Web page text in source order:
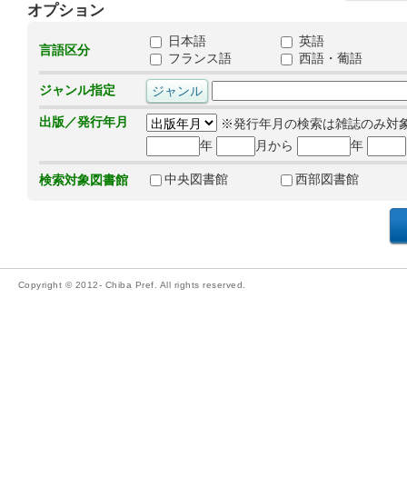
オプション
言語区分
日本語
英語
フランス語
西語・葡語
ジャンル指定
出版／発行年月
※発行年月の検索は雑誌のみ対
年
月から 年
検索対象図書館 中央図書館 西部図書館
Copyright © 2012- Chiba Pref. All rights reserved.